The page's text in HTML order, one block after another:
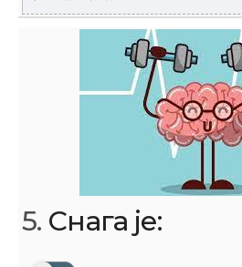
5. Снага је: